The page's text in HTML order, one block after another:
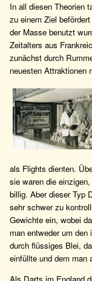
In all diesen Theorien
zu einem Ziel
der Masse benutzt
Zeitalters aus
zunächst durch
neuesten Attraktionen
als Flights dienten.
sie waren die
billig. Aber dieser Typ
sehr schwer zu
Gewichte ein, wobei
man entweder um
durch flüssiges Blei,
einfüllte und dem man